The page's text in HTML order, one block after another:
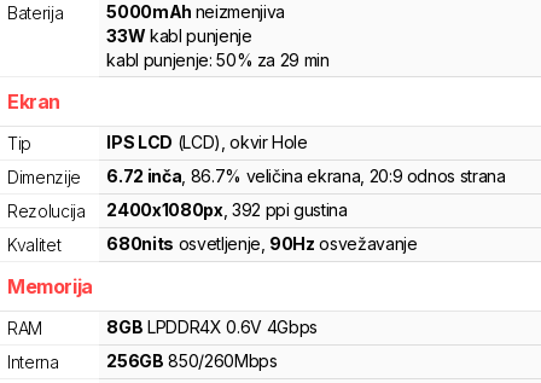
Baterija
5000mAh neizmenjiva
33W kabl punjenje
kabl punjenje:50% za 29 min
Ekran
Tip IPS LCD (LCD) , okvir Hole
Dimenzije
6.72 inča , 86.7% veličina ekrana , 20:9 odnos strana
Rezolucija
2400x1080px, 392 ppi gustina
Kvalitet
680nits osvetljenje 90Hz osvežavanje
Memorija
RAM 8GB LPDDR4X 0.6V 4Gbps
Interna
256GB 850/260Mbps